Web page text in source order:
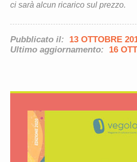
ci sarà alcun ricarico sul prezzo.
Pubblicato il:
13 OTTOBRE
Ultimo aggiornamento:
16